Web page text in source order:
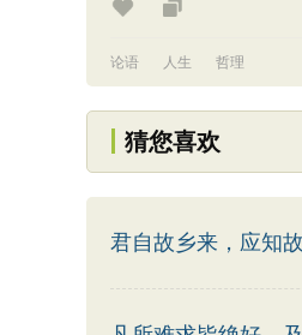
论语 人生 哲理
猜您喜欢
君自故乡来，应知故